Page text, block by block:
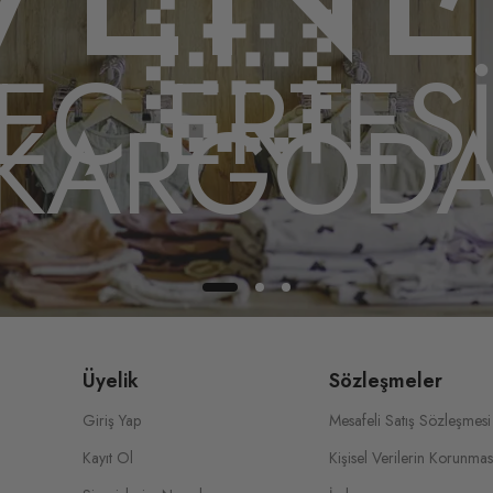
Üyelik
Giriş Yap
Kayıt Ol
Sözleşmeler
Mesafeli Satış Sözleşmesi
Kişisel Verilerin